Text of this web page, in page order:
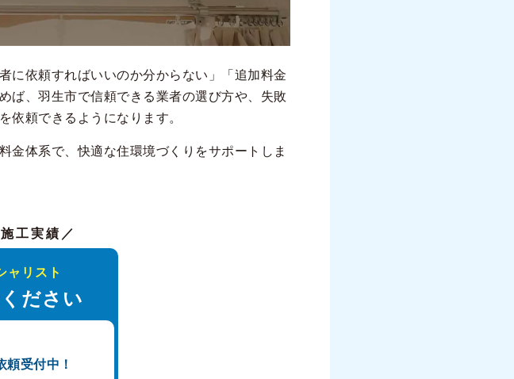
に依頼すればいいのか分からない」「追加料金
ば、羽生市で信頼できる業者の選び方や、失敗
依頼できるようになります。
金体系で、快適な住環境づくりをサポートしま
工実績／
ャリスト
ださい
頼受付中！